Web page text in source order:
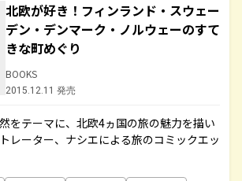
北欧が好き！フィンランド・スウェー
デン・デンマーク・ノルウェーのすて
きな町めぐり
BOOKS
2015.12.11 発売
をテーマに、北欧4ヵ国の旅の魅力を描い
レーター、ナシエによる旅のコミックエッ